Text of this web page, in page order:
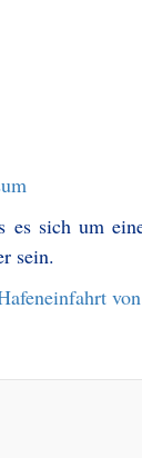
es sich um
sein.